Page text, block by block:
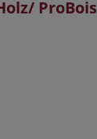
ProBois